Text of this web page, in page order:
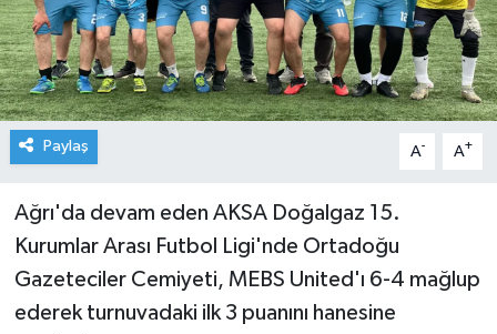
Paylaş A- A+
Ağrı'da devam eden AKSA Doğalgaz 15.
Kurumlar Arası Futbol Ligi'nde Ortadoğu
Gazeteciler Cemiyeti, MEBS United'ı 6-4 mağlup
ederek turnuvadaki ilk 3 puanını hanesine